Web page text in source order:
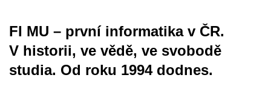
FI MU – první informatika v ČR.
V historii, ve vědě, ve svobodě
studia. Od roku 1994 dodnes.